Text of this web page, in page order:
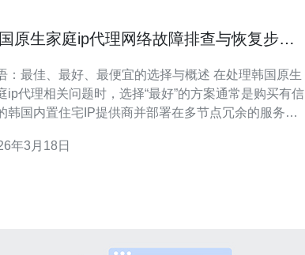
原生家庭ip代理网络故障排查与恢复步骤
：最佳、最好、最便宜的选择与概述 在处理韩国原生
ip代理相关问题时，选择“最好”的方案通常是购买有信
韩国内置住宅IP提供商并部署在多节点冗余的服务器
”的临时方案可能是在一台廉价韩国VPS上用开源IP代
年3月18日